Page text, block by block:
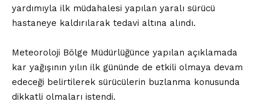
yardımıyla ilk müdahalesi yapılan yaralı sürücü
hastaneye kaldırılarak tedavi altına alındı.
Meteoroloji Bölge Müdürlüğünce yapılan açıklamada
kar yağışının yılın ilk gününde de etkili olmaya devam
edeceği belirtilerek sürücülerin buzlanma konusunda
dikkatli olmaları istendi.